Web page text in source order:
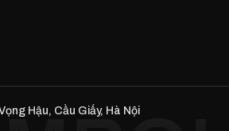
Hậu, Cầu Giấy, Hà Nội